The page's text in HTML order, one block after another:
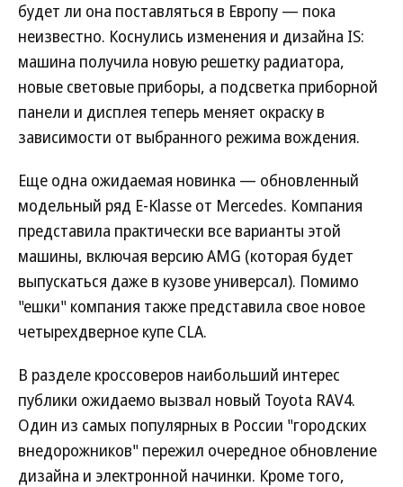
будет ли она поставляться в Европу — пока
неизвестно. Коснулись изменения и дизайна IS:
машина получила новую решетку радиатора,
новые световые приборы, а подсветка приборной
панели и дисплея теперь меняет окраску в
зависимости от выбранного режима вождения.
Еще одна ожидаемая новинка — обновленный
модельный ряд E-Klasse от Mercedes. Компания
представила практически все варианты этой
машины, включая версию AMG (которая будет
выпускаться даже в кузове универсал). Помимо
"ешки" компания также представила свое новое
четырехдверное купе CLA.
В разделе кроссоверов наибольший интерес
публики ожидаемо вызвал новый Toyota RAV4.
Один из самых популярных в России "городских
внедорожников" пережил очередное обновление
дизайна и электронной начинки. Кроме того,